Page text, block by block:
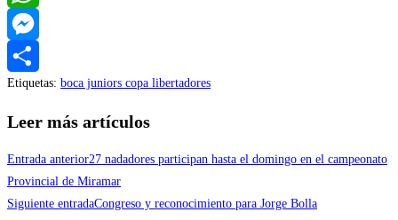
WhatsApp
Messenger
Compartir
Etiquetas: boca juniors copa libertadores
Leer más artículos
Entrada anterior27 nadadores participan hasta el domingo en el campeonato
Provincial de Miramar
Siguiente entradaCongreso y reconocimiento para Jorge Bolla